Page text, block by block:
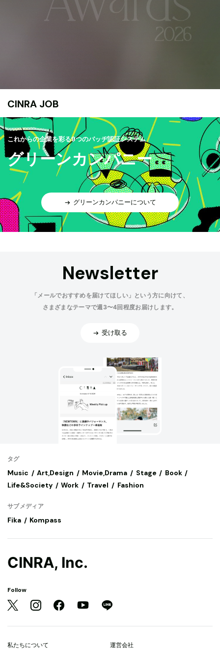
CINRA JOB
これからの企業を彩る9つのバッヂ認証システム
グリーンカンパニー
グリーンカンパニーについて
Newsletter
「メールでおすすめを届けてほしい」という方に向けて、
さまざまなテーマで週3〜4回程度お届けします。
受け取る
タグ
Music Art,Design Movie,Drama Stage
Book
Life&Society
Work Travel Fashion
サブメディア
Fika Kompass
CINRA, Inc.
Follow
私たちについて 運営会社